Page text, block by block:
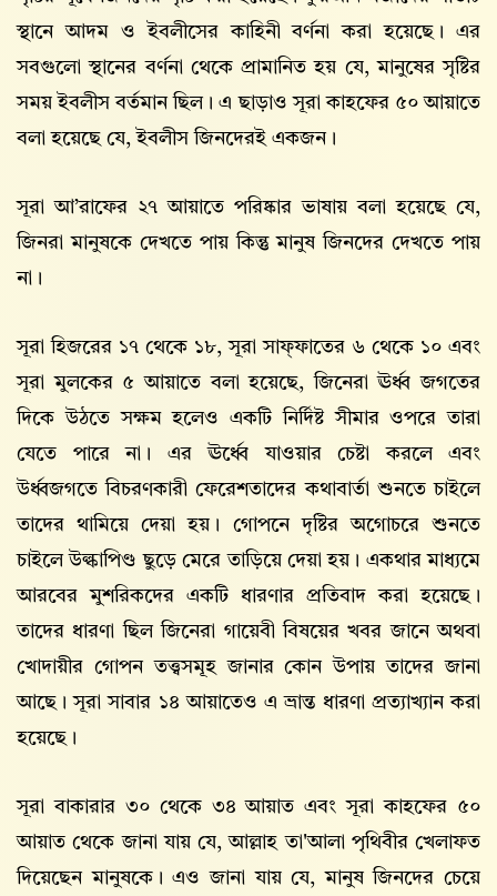
স্থানে আদম ও ইবলীসের কাহিনী বর্ণনা করা হয়েছে। এর
সবগুলো স্থানের বর্ণনা থেকে প্রামানিত হয় যে, মানুষের সৃষ্টির
সময় ইবলীস বর্তমান ছিল। এ ছাড়াও সূরা কাহফের ৫০ আয়াতে
বলা হয়েছে যে, ইবলীস জিনদেরই একজন।
সূরা আ’রাফের ২৭ আয়াতে পরিষ্কার ভাষায় বলা হয়েছে যে,
জিনরা মানুষকে দেখতে পায় কিন্তু মানুষ জিনদের দেখতে পায়
না।
সূরা হিজরের ১৭ থেকে ১৮, সূরা সাফ্ফাতের ৬ থেকে ১০ এবং
সূরা মুলকের ৫ আয়াতে বলা হয়েছে, জিনেরা ঊর্ধ্ব জগতের
দিকে উঠতে সক্ষম হলেও একটি নির্দিষ্ট সীমার ওপরে তারা
যেতে পারে না। এর ঊর্ধ্বে যাওয়ার চেষ্টা করলে এবং
উর্ধ্বজগতে বিচরণকারী ফেরেশতাদের কথাবার্তা শুনতে চাইলে
তাদের থামিয়ে দেয়া হয়। গোপনে দৃষ্টির অগোচরে শুনতে
চাইলে উল্কাপিণ্ড ছুড়ে মেরে তাড়িয়ে দেয়া হয়। একথার মাধ্যমে
আরবের মুশরিকদের একটি ধারণার প্রতিবাদ করা হয়েছে।
তাদের ধারণা ছিল জিনেরা গায়েবী বিষয়ের খবর জানে অথবা
খোদায়ীর গোপন তত্ত্বসমূহ জানার কোন উপায় তাদের জানা
আছে। সূরা সাবার ১৪ আয়াতেও এ ভ্রান্ত ধারণা প্রত্যাখ্যান করা
হয়েছে।
সূরা বাকারার ৩০ থেকে ৩৪ আয়াত এবং সূরা কাহফের ৫০
আয়াত থেকে জানা যায় যে, আল্লাহ তা'আলা পৃথিবীর খেলাফত
দিয়েছেন মানুষকে। এও জানা যায় যে, মানুষ জিনদের চেয়ে